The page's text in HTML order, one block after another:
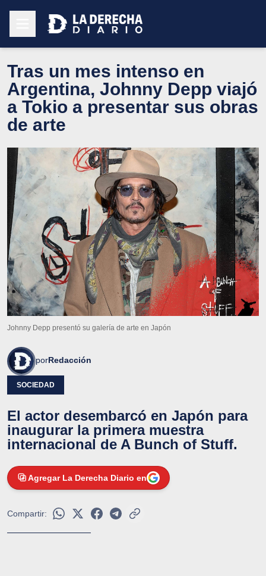
Tras un mes intenso en
Argentina, Johnny Depp viajó
a Tokio a presentar sus obras
de arte
Johnny Depp presentó su galería de arte en Japón
porRedacción
SOCIEDAD
El actor desembarcó en Japón para
inaugurar la primera muestra
internacional de A Bunch of Stuff.
Agregar La Derecha Diario en
Compartir: